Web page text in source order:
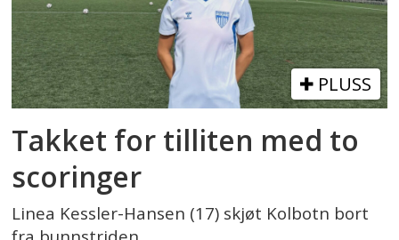
PLUSS
Takket for tilliten med to
scoringer
Linea Kessler-Hansen (17) skjøt Kolbotn bort